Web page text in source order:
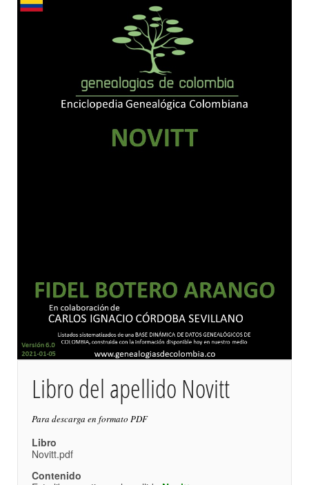
Libro del apellido Novitt
Para descarga en formato PDF
Libro
Novitt.pdf
Contenido